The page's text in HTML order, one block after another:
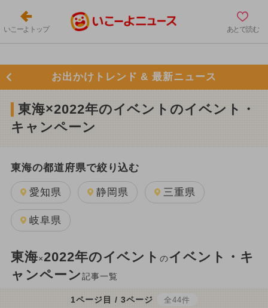
いこーよトップ あとで読む
お出かけトレンド & 最新ニュース
東海×2022年のイベントのイベント・
キャンペーン
東海の都道府県で絞り込む
愛知県 静岡県 三重県
岐阜県
東海×2022年のイベントのイベント・キ
ャンペーン記事一覧
1ページ目 / 3ページ 全44件